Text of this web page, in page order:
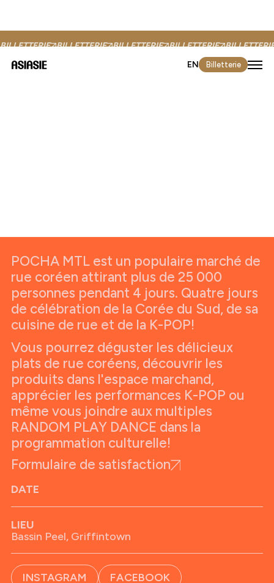
BILLETTERIE BILLETTERIE BILLETTERIE BILLETTERIE
EN Billetterie
POCHA MTLest un populaire marché de
rue coréen attirant plus de 25 000
personnes pendant 4 jours. Quatre jours
de célébration de la Corée du Sud, de sa
cuisine de rue et de la K-POP!
Vous pourrez déguster les délicieux
plats de rue coréens, découvrir les
produits dans l'espace marchand,
apprécier les performances K-POP ou
même vous joindre aux multiples
RANDOM PLAY DANCE dans la
programmation culturelle!
Formulaire de satisfaction
DATE
LIEU
Bassin Peel, Griffintown
INSTAGRAM FACEBOOK